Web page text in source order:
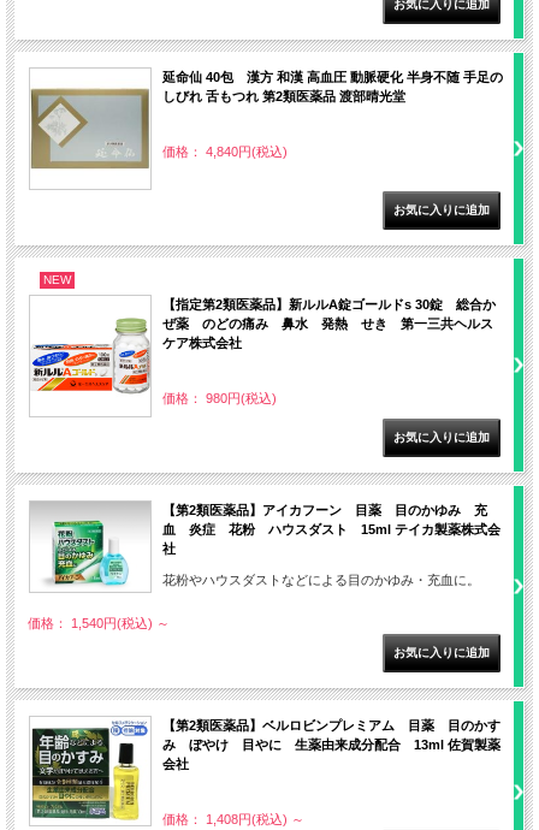
延命仙 40包 漢方 和漢 高血圧 動脈硬化 半身不随 手足の
しびれ 舌もつれ 第2類医薬品 渡部晴光堂
価格： 4,840円(税込)
NEW
【指定第2類医薬品】新ルルA錠ゴールドs 30錠 総合か
ぜ薬 のどの痛み 鼻水 発熱 せき 第一三共ヘルス
ケア株式会社
価格： 980円(税込)
【第2類医薬品】アイカフーン 目薬 目のかゆみ 充
血 炎症 花粉 ハウスダスト 15ml テイカ製薬株式会
社
花粉やハウスダストなどによる目のかゆみ・充血に。
価格： 1,540円(税込) ～
【第2類医薬品】ベルロビンプレミアム 目薬 目のかす
み ぼやけ 目やに 生薬由来成分配合 13ml 佐賀製薬
会社
価格： 1,408円(税込) ～